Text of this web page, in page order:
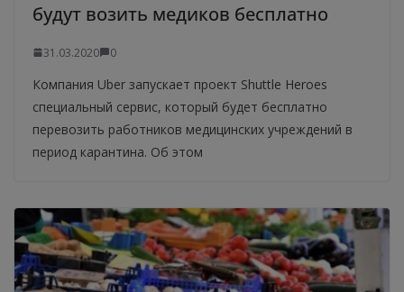
будут возить медиков бесплатно
31.03.2020 0
Компания Uber запускает проект Shuttle Heroes
специальный сервис, который будет бесплатно
перевозить работников медицинских учреждений в
период карантина. Об этом